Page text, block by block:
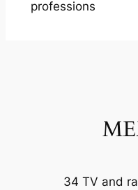
professions
34 TV and